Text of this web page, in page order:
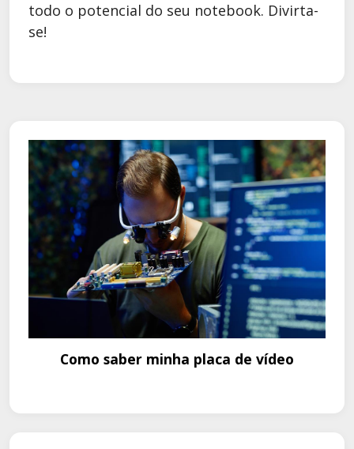
todo o potencial do seu notebook. Divirta-
se!
Como saber minha placa de vídeo